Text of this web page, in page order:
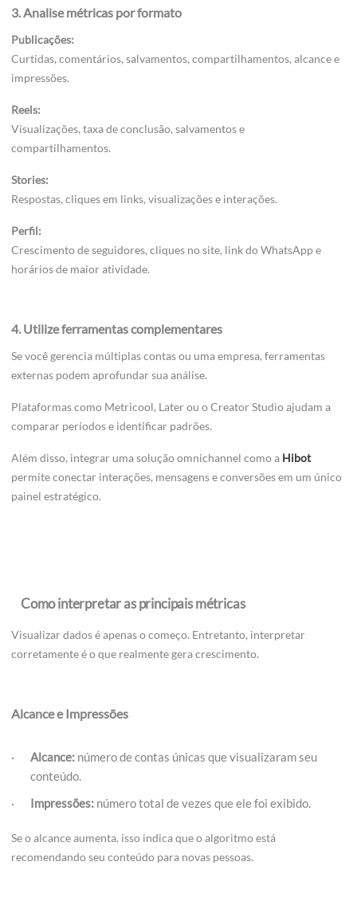
3. Analise métricas por formato
Publicações:
Curtidas, comentários, salvamentos, compartilhamentos, alcance e
impressões.
Reels:
Visualizações, taxa de conclusão, salvamentos e
compartilhamentos.
Stories:
Respostas, cliques em links, visualizações e interações.
Perfil:
Crescimento de seguidores, cliques no site, link do WhatsApp e
horários de maior atividade.
4. Utilize ferramentas complementares
Se você gerencia múltiplas contas ou uma empresa, ferramentas
externas podem aprofundar sua análise.
Plataformas como Metricool, Later ou o Creator Studio ajudam a
comparar períodos e identificar padrões.
Além disso, integrar uma solução omnichannel como a Hibot
permite conectar interações, mensagens e conversões em um único
painel estratégico.
Como interpretar as principais métricas
Visualizar dados é apenas o começo. Entretanto, interpretar
corretamente é o que realmente gera crescimento.
Alcance e Impressões
Alcance: número de contas únicas que visualizaram seu
conteúdo.
Impressões: número total de vezes que ele foi exibido.
Se o alcance aumenta, isso indica que o algoritmo está
recomendando seu conteúdo para novas pessoas.